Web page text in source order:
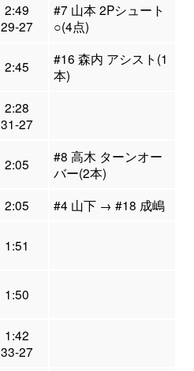
2:49
29-27
#7 山本 2Pシュート
○(4点)
2:45
#16 森内 アシスト(1
本)
2:28
31-27
2:05
#8 高木 ターンオー
バー(2本)
2:05
#4 山下 → #18 成嶋
1:51
1:50
1:42
33-27